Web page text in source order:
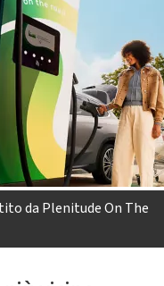
da Plenitude On The